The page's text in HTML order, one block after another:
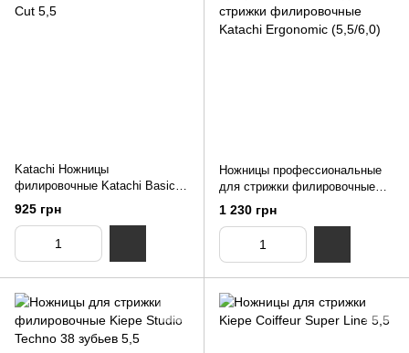
Katachi Ножницы
филировочные Katachi Basic
Cut 5,5
925 грн
Ножницы профессиональные
для стрижки филировочные
Katachi Ergonomic (5,5/6,0)
1 230 грн